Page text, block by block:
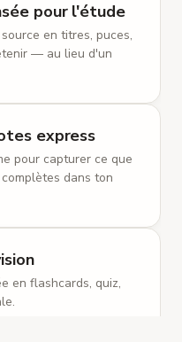
de nouvelles
existants.
les nuits blanches
— rétention en
rétention de façon
1885 — sans
h.
pour l'étude
en titres, puces,
— au lieu d'un
express
pour capturer ce que
dans ton
en flashcards, quiz,